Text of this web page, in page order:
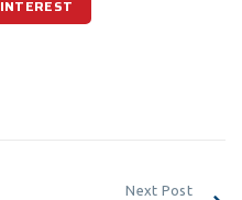
Next Post